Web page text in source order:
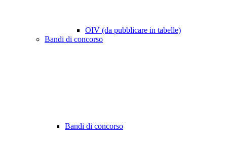
OIV (da pubblicare in tabelle)
Bandi di concorso
Bandi di concorso